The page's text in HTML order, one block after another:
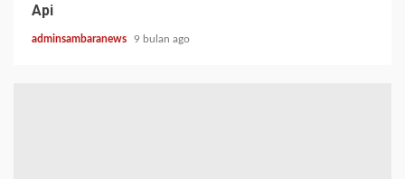
Api
adminsambaranews 9 bulan ago